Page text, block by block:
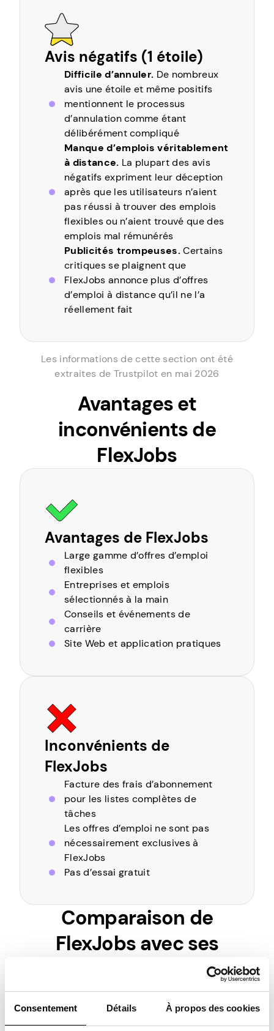
Consentement Détails À propos des cookies
Avis négatifs (1 étoile)
Difficile d’annuler. De nombreux
avis une étoile et même positifs
mentionnent le processus
d’annulation comme étant
délibérément compliqué
Manque d’emplois véritablement
à distance. La plupart des avis
négatifs expriment leur déception
après que les utilisateurs n’aient
pas réussi à trouver des emplois
flexibles ou n’aient trouvé que des
emplois mal rémunérés
Publicités trompeuses.Certains
critiques se plaignent que
FlexJobs annonce plus d’offres
d’emploi à distance qu’il ne l’a
réellement fait
Les informations de cette section ont été
extraites de Trustpilot en mai 2026
Avantages et
inconvénients de
FlexJobs
Avantages de FlexJobs
Large gamme d’offres d’emploi
flexibles
Entreprises et emplois
sélectionnés à la main
Conseils et événements de
carrière
Site Web et application pratiques
Inconvénients de
FlexJobs
Facture des frais d’abonnement
pour les listes complètes de
tâches
Les offres d’emploi ne sont pas
nécessairement exclusives à
FlexJobs
Pas d’essai gratuit
Comparaison de
FlexJobs avec ses
Caractéristi
que
FlexJ
obs
Trava
illeur
du
Pawn
s.app